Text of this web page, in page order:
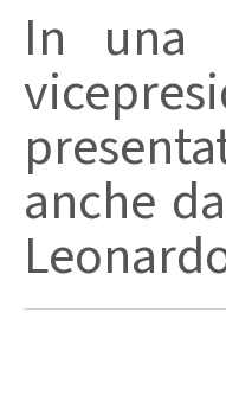
In una
anche